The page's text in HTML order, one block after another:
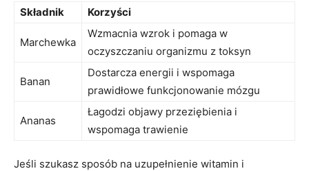
Składnik Korzyści
Marchewka
Wzmacnia wzrok i pomaga w
oczyszczaniu organizmu‍ z toksyn
Banan
Dostarcza energii i wspomaga
prawidłowe funkcjonowanie mózgu
Ananas
Łagodzi objawy przeziębienia i
wspomaga trawienie
Jeśli⁣ szukasz ‌sposób na uzupełnienie witamin i